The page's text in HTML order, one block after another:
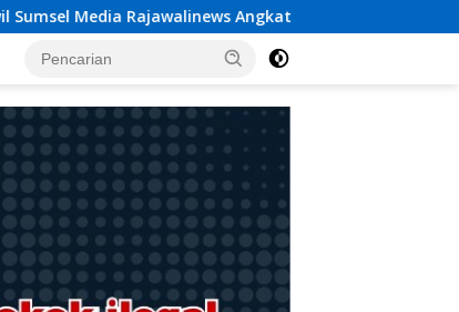
Bicara Dugaan Penggelapan Dana Desa Rp 84